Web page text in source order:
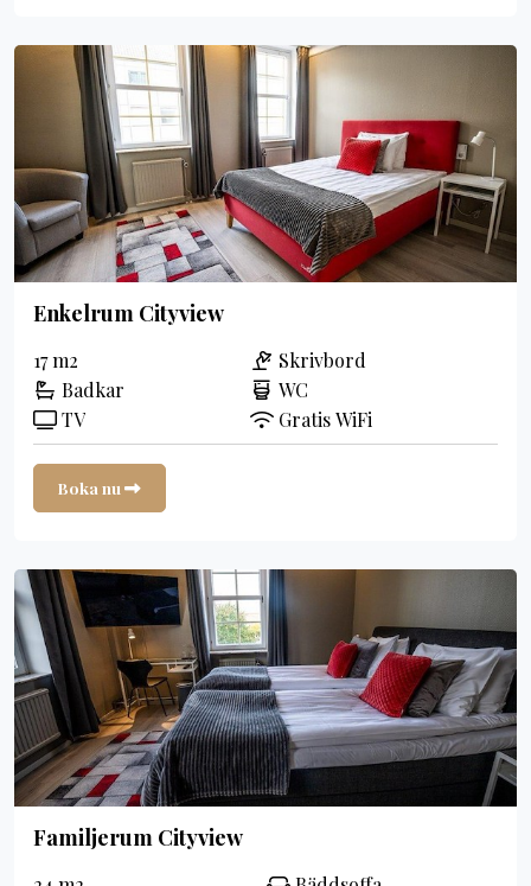
Enkelrum Cityview
17 m2
Skrivbord
Badkar
WC
TV
Gratis WiFi
Boka nu
Familjerum Cityview